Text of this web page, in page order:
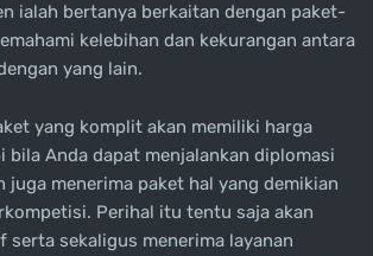
ialah bertanya berkaitan dengan paket-
kelebihan dan kekurangan antara
yang lain.
yang komplit akan memiliki harga
bila Anda dapat menjalankan diplomasi
juga menerima paket hal yang demikian
Perihal itu tentu saja akan
serta sekaligus menerima layanan